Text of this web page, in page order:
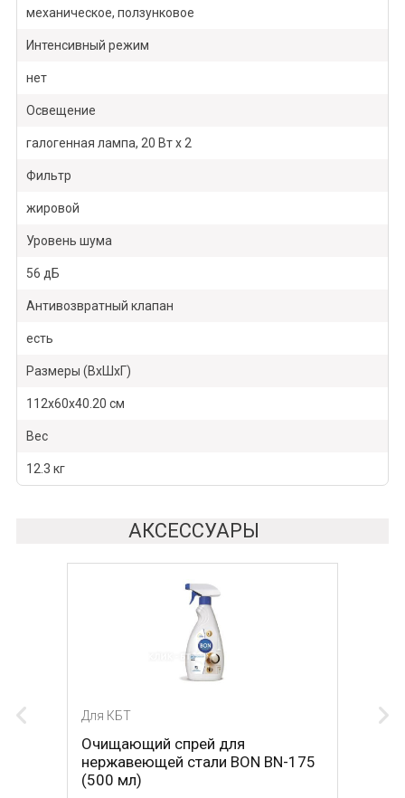
механическое, ползунковое
Интенсивный режим
нет
Освещение
галогенная лампа, 20 Вт х 2
Фильтр
жировой
Уровень шума
56 дБ
Антивозвратный клапан
есть
Размеры (ВхШхГ)
112х60х40.20 см
Вес
12.3 кг
АКСЕССУАРЫ
Для КБТ
Очищающий спрей для
нержавеющей стали BON BN-175
(500 мл)